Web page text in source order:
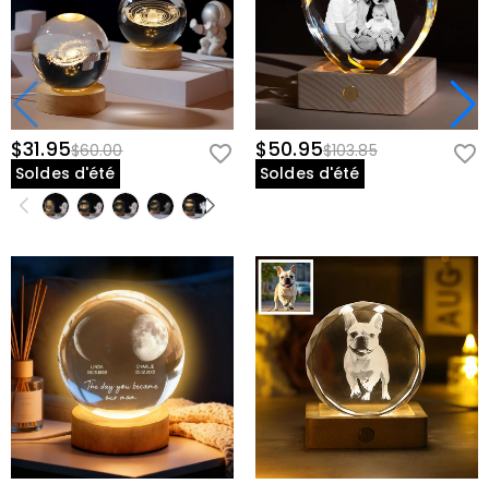
$31.95$60.00
Soldes d'été
$50.95$103.85
Soldes d'été